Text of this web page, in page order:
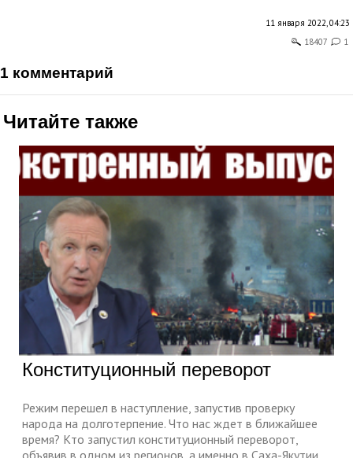
11 января 2022, 04:23
18407
1
1 комментарий
Читайте также
Конституционный переворот
Режим перешел в наступление, запустив проверку
народа на долготерпение. Что нас ждет в ближайшее
время? Кто запустил конституционный переворот,